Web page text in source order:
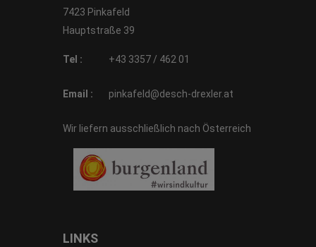
7423 Pinkafeld
Hauptstraße 39
Tel : +43 3357 / 462 01
Email : pinkafeld@desch-drexler.at
Wir liefern ausschließlich nach Österreich
LINKS